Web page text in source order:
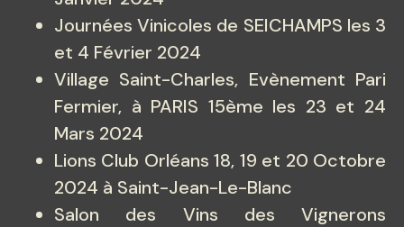
Journées Vinicoles de SEICHAMPS les 3
et 4 Février 2024
Village Saint-Charles, Evènement Pari
Fermier, à PARIS 15ème les 23 et 24
Mars 2024
Lions Club Orléans 18, 19 et 20 Octobre
2024 à Saint-Jean-Le-Blanc
Salon des Vins des Vignerons